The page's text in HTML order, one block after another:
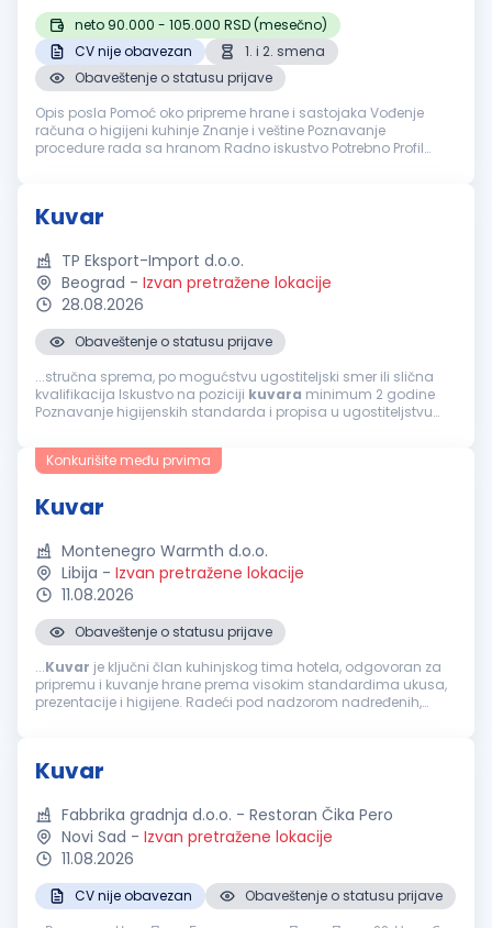
neto 90.000 - 105.000 RSD (mesečno)
CV nije obavezan
1. i 2. smena
Obaveštenje o statusu prijave
Opis posla Pomoć oko pripreme hrane i sastojaka Vođenje
računa o higijeni kuhinje Znanje i veštine Poznavanje
procedure rada sa hranom Radno iskustvo Potrebno Profil
Kuvar
TP Eksport-Import d.o.o.
Beograd - Izvan pretražene lokacije
28.08.2026
Obaveštenje o statusu prijave
...stručna sprema, po mogućstvu ugostiteljski smer ili slična
kvalifikacija Iskustvo na poziciji kuvara minimum 2 godine
Poznavanje higijenskih standarda i propisa u ugostiteljstvu
spremnost na rad...
Konkurišite među prvima
Kuvar
Montenegro Warmth d.o.o.
Libija - Izvan pretražene lokacije
11.08.2026
Obaveštenje o statusu prijave
...Kuvar je ključni član kuhinjskog tima hotela, odgovoran za
pripremu i kuvanje hrane prema visokim standardima ukusa,
prezentacije i higijene. Radeći pod nadzorom nadređenih,
Kuvar
Fabbrika gradnja d.o.o. - Restoran Čika Pero
Novi Sad - Izvan pretražene lokacije
11.08.2026
CV nije obavezan
Obaveštenje o statusu prijave